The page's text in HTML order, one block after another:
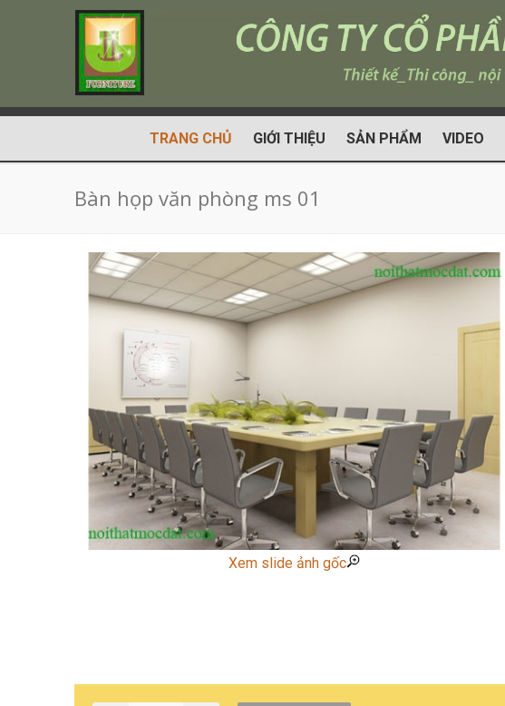
TRANG CHỦ GIỚI THIỆU SẢN PHẨM VIDEO
Bàn họp văn phòng ms 01
Xem slide ảnh gốc